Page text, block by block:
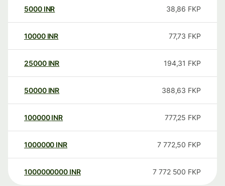
5000 INR 38,86 FKP
10000 INR 77,73 FKP
25000 INR 194,31 FKP
50000 INR 388,63 FKP
100000 INR 777,25 FKP
1000000 INR 7 772,50 FKP
1000000000 INR 7 772 500 FKP